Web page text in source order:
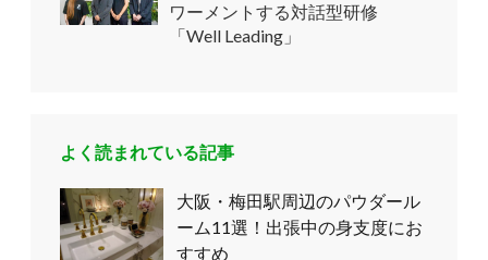
ワーメントする対話型研修
「Well Leading」
よく読まれている記事
大阪・梅田駅周辺のパウダール
ーム11選！出張中の身支度にお
すすめ